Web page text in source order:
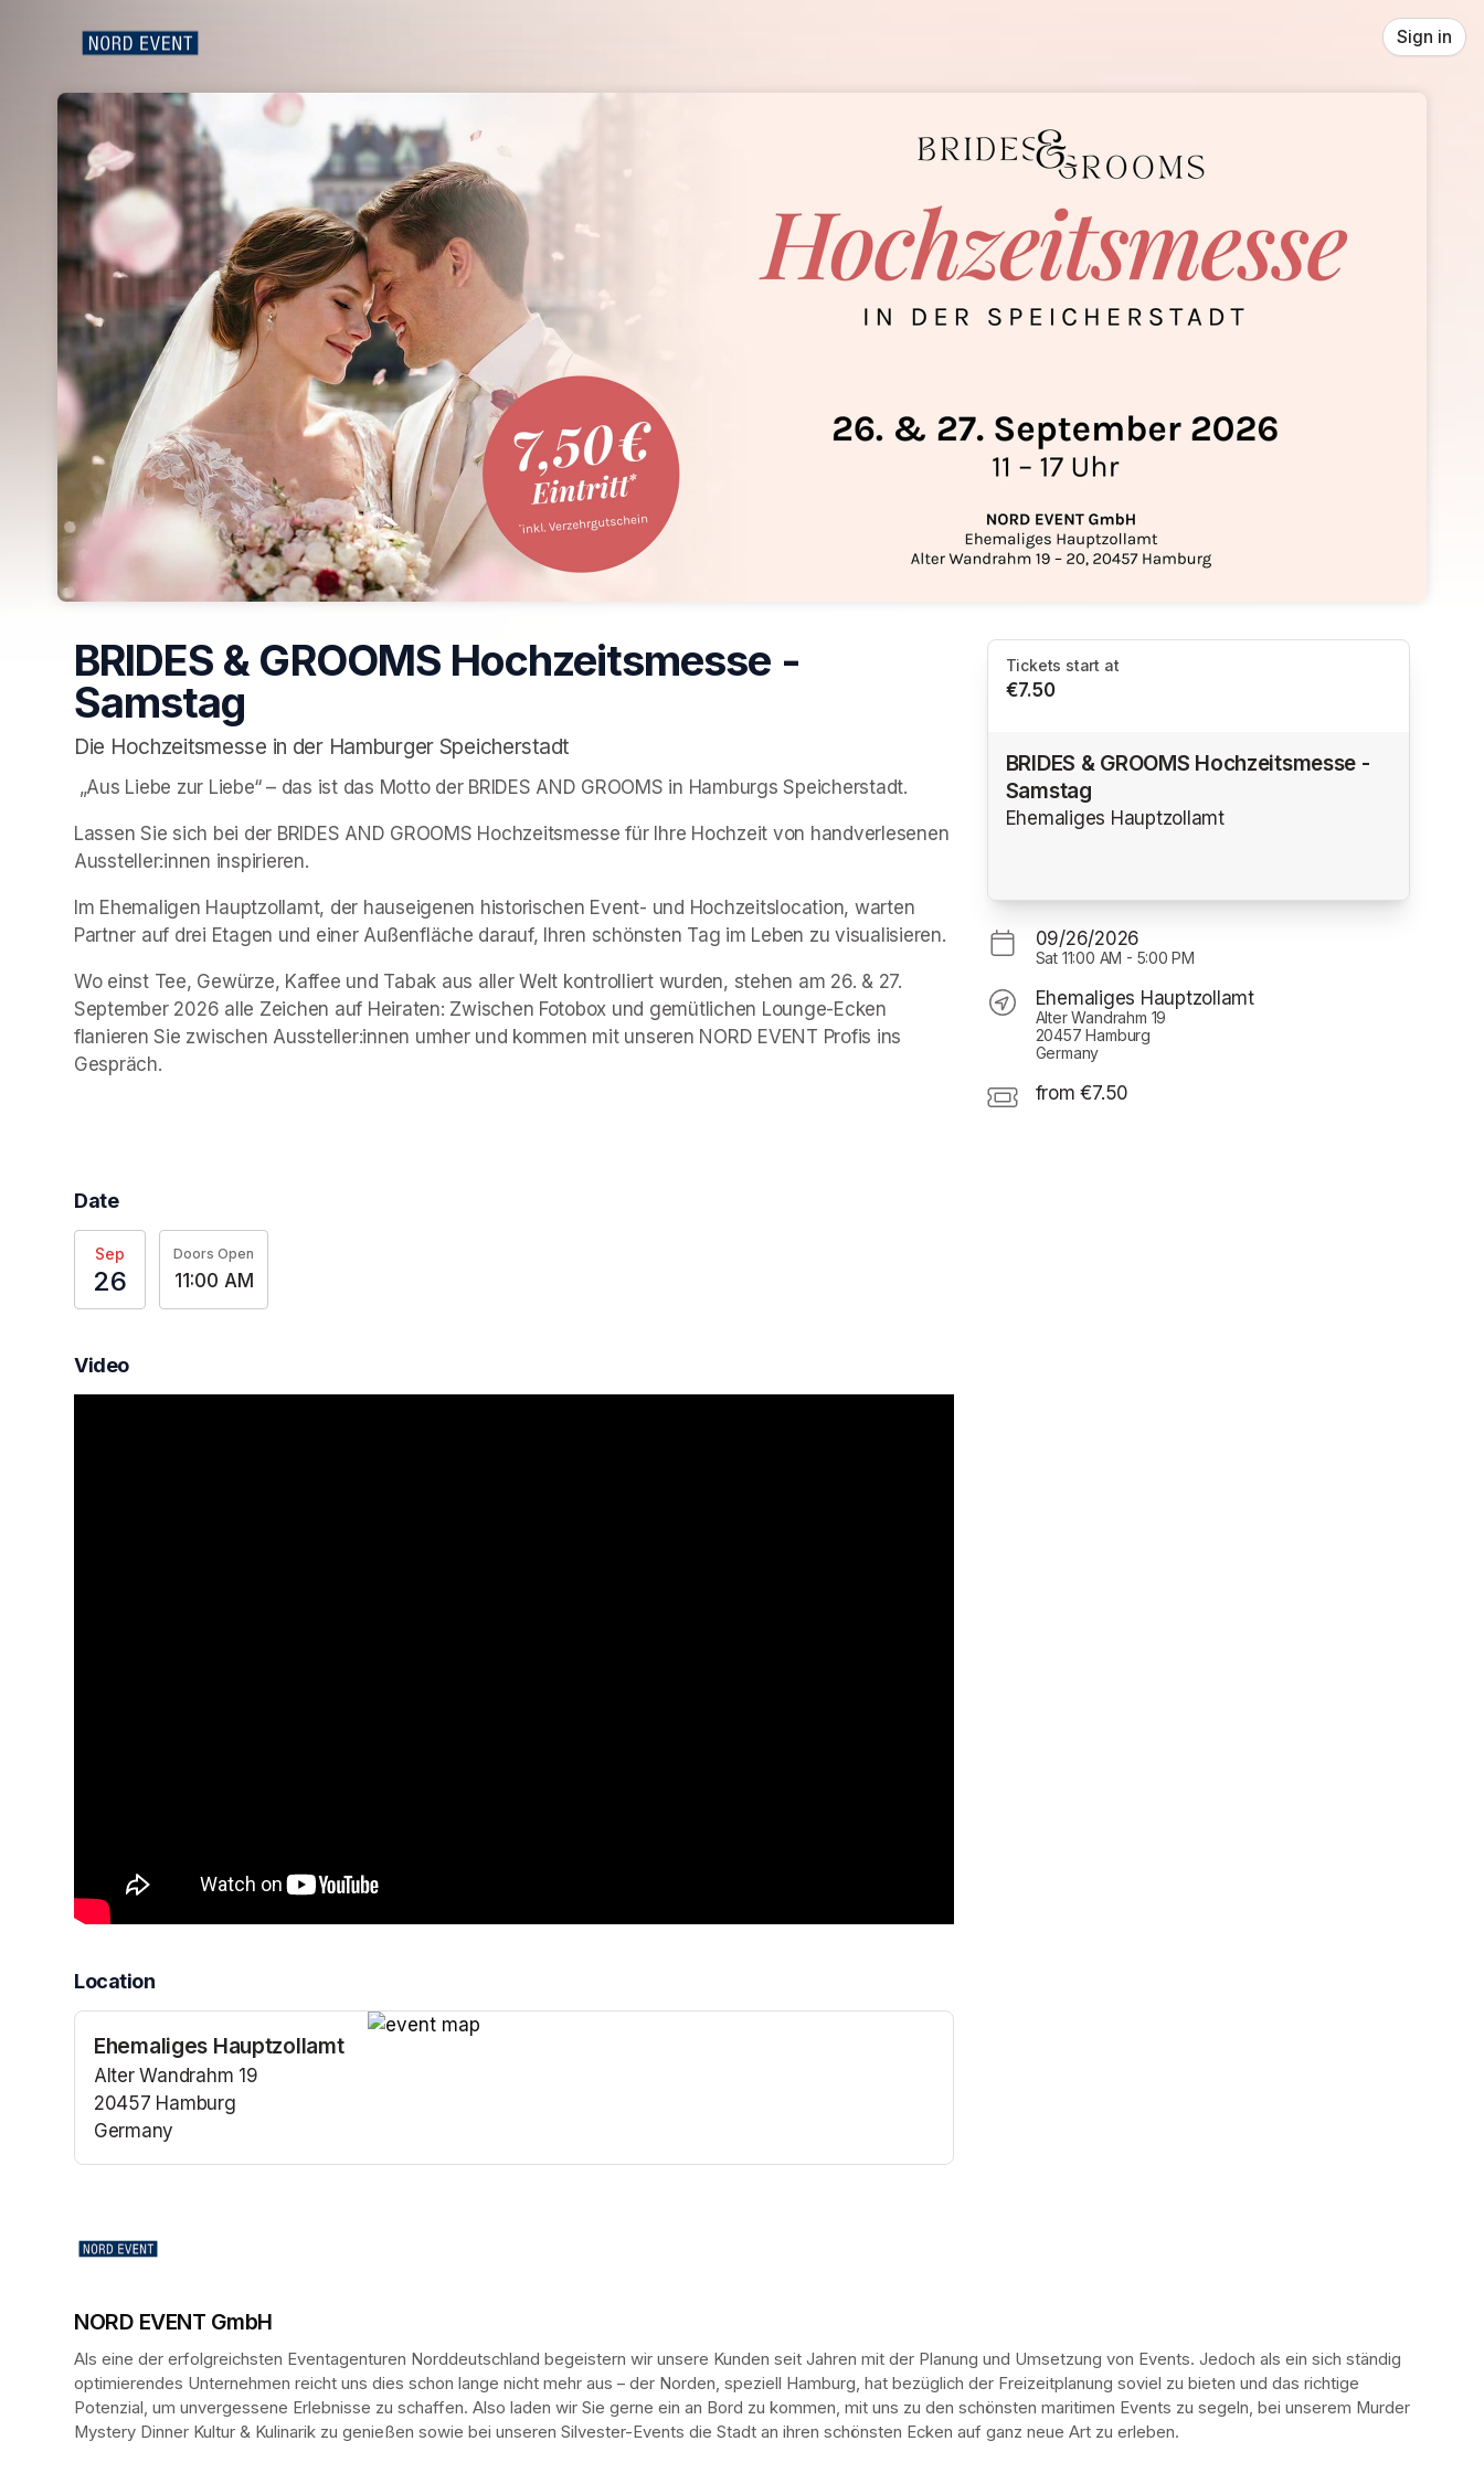
Sign in
BRIDES & GROOMS Hochzeitsmesse -
Samstag
Die Hochzeitsmesse in der Hamburger Speicherstadt
„Aus Liebe zur Liebe“ – das ist das Motto der BRIDES AND GROOMS in Hamburgs Speicherstadt.
Lassen Sie sich bei der BRIDES AND GROOMS Hochzeitsmesse für Ihre Hochzeit von handverlesenen
Aussteller:innen inspirieren.
Im Ehemaligen Hauptzollamt, der hauseigenen historischen Event- und Hochzeitslocation, warten
Partner auf drei Etagen und einer Außenfläche darauf, Ihren schönsten Tag im Leben zu visualisieren.
Wo einst Tee, Gewürze, Kaffee und Tabak aus aller Welt kontrolliert wurden, stehen am 26. & 27.
September 2026 alle Zeichen auf Heiraten: Zwischen Fotobox und gemütlichen Lounge-Ecken
flanieren Sie zwischen Aussteller:innen umher und kommen mit unseren NORD EVENT Profis ins
Gespräch.
Date
Sep
26
Doors Open
11:00 AM
Video
Location
Ehemaliges Hauptzollamt
Alter Wandrahm 19
20457 Hamburg
Germany
Tickets start at
€7.50
BRIDES & GROOMS Hochzeitsmesse -
Samstag
Ehemaliges Hauptzollamt
09/26/2026
Sat 11:00 AM - 5:00 PM
Ehemaliges Hauptzollamt
Alter Wandrahm 19
20457 Hamburg
Germany
from €7.50
NORD EVENT GmbH
Als eine der erfolgreichsten Eventagenturen Norddeutschland begeistern wir unsere Kunden seit Jahren mit der Planung und Umsetzung von Events. Jedoch als ein sich ständig
optimierendes Unternehmen reicht uns dies schon lange nicht mehr aus – der Norden, speziell Hamburg, hat bezüglich der Freizeitplanung soviel zu bieten und das richtige
Potenzial, um unvergessene Erlebnisse zu schaffen. Also laden wir Sie gerne ein an Bord zu kommen, mit uns zu den schönsten maritimen Events zu segeln, bei unserem Murder
Mystery Dinner Kultur & Kulinarik zu genießen sowie bei unseren Silvester-Events die Stadt an ihren schönsten Ecken auf ganz neue Art zu erleben.